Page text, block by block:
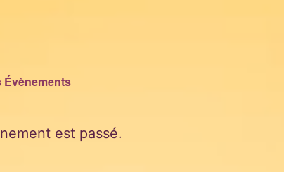
Évènements
est passé.